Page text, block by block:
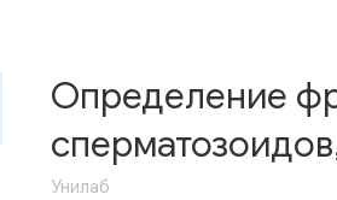
Определение
Унилаб